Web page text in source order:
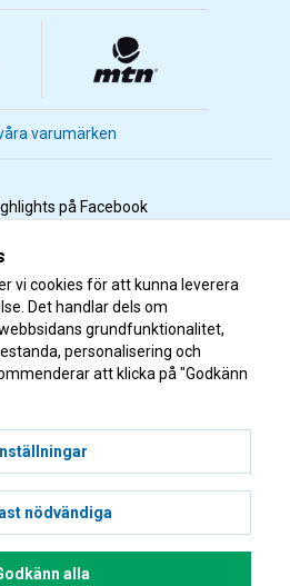
varumärken
på Facebook
på Instagram
på Youtube
på Tiktok
KR Distribution AB.
vi cookies för att kunna leverera
Det handlar dels om
grundfunktionalitet,
personalisering och
att klicka på "Godkänn
Inställningar
nödvändiga
alla